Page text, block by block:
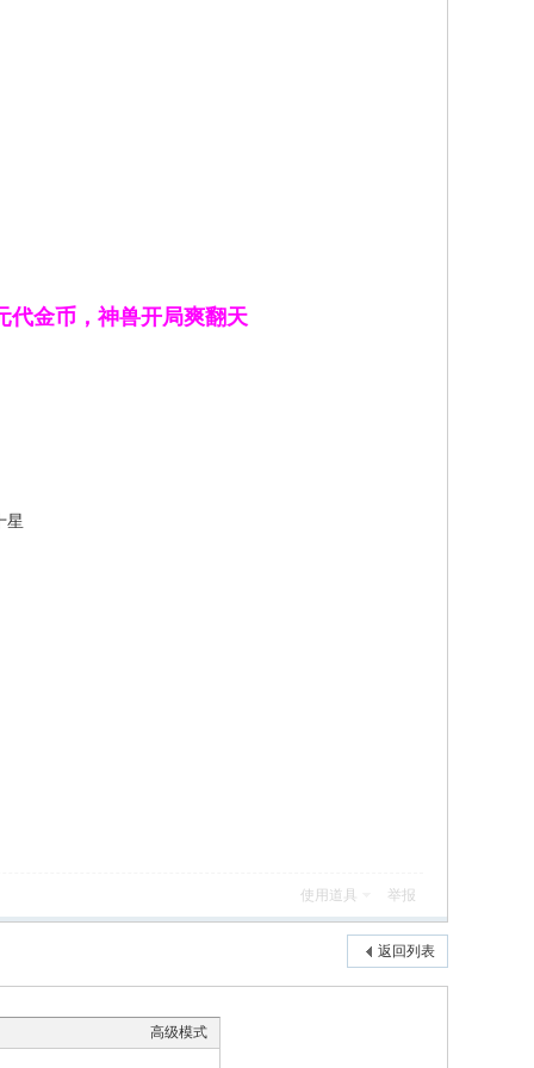
代金币，神兽开局爽翻天
星
使用道具 举报
返回列表
高级模式